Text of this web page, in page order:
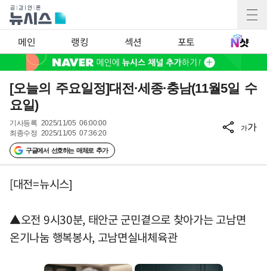
메인 랭킹 섹션 포토
[오늘의 주요일정]대전·세종·충남(11월5일 수
요일)
기사등록 2025/11/05 06:00:00
최종수정 2025/11/05 07:36:20
구글에서 선호하는 매체로 추가
가가
[대전=뉴시스]
▲오전 9시30분, 태안군 군민곁으로 찾아가는 고남면
온기나눔 행복봉사, 고남면실내체육관